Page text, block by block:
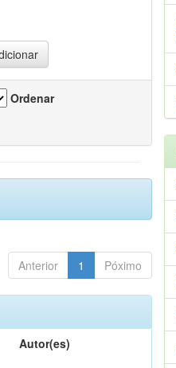
Ordenar
Anterior 1 Póximo
Autor(es)